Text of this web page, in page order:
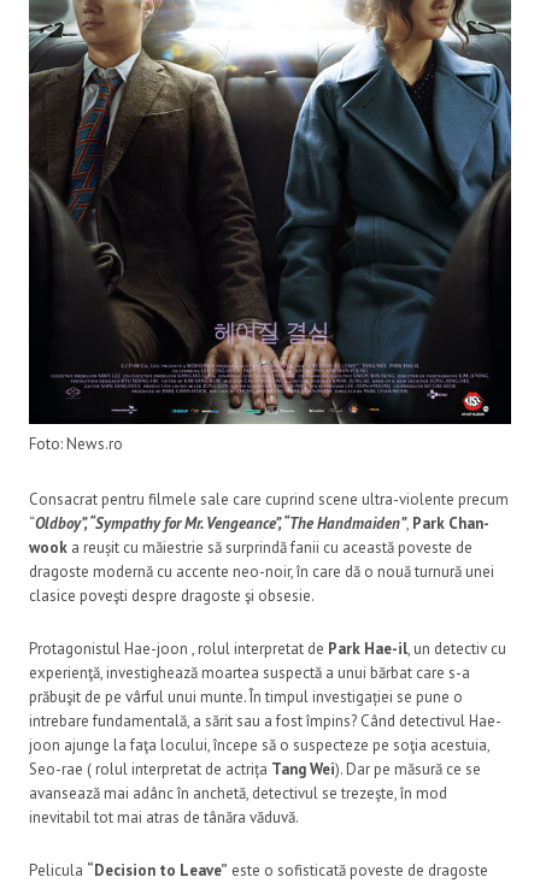
Foto: News.ro
Consacrat pentru filmele sale care cuprind scene ultra-violente precum
“Oldboy”, “Sympathy for Mr. Vengeance”, “The Handmaiden”, Park Chan-
wook a reușit cu măiestrie să surprindă fanii cu această poveste de
dragoste modernă cu accente neo-noir, în care dă o nouă turnură unei
clasice poveşti despre dragoste şi obsesie.
Protagonistul Hae-joon , rolul interpretat de Park Hae-il, un detectiv cu
experienţă, investighează moartea suspectă a unui bărbat care s-a
prăbuşit de pe vârful unui munte. În timpul investigației se pune o
intrebare fundamentală, a sărit sau a fost împins? Când detectivul Hae-
joon ajunge la faţa locului, începe să o suspecteze pe soţia acestuia,
Seo-rae ( rolul interpretat de actrița Tang Wei). Dar pe măsură ce se
avansează mai adânc în anchetă, detectivul se trezeşte, în mod
inevitabil tot mai atras de tânăra văduvă.
Pelicula “Decision to Leave” este o sofisticată poveste de dragoste